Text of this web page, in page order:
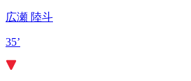
広瀬 陸斗
35’